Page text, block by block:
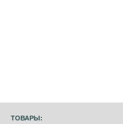
ТОВАРЫ: